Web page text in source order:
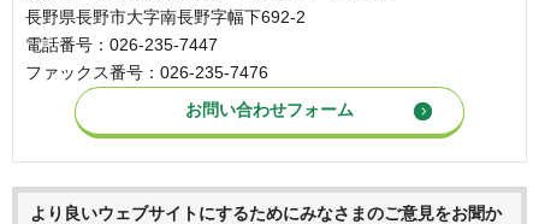
長野県長野市大字南長野字幅下692-2
電話番号：026-235-7447
ファックス番号：026-235-7476
より良いウェブサイトにするためにみなさまのご意見をお聞か